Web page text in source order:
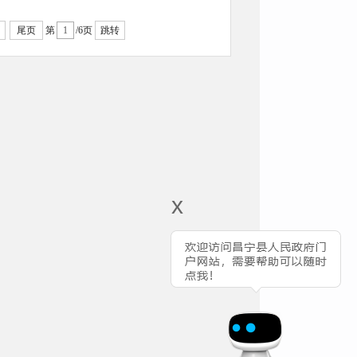
x
尾页 第 /6页 跳转